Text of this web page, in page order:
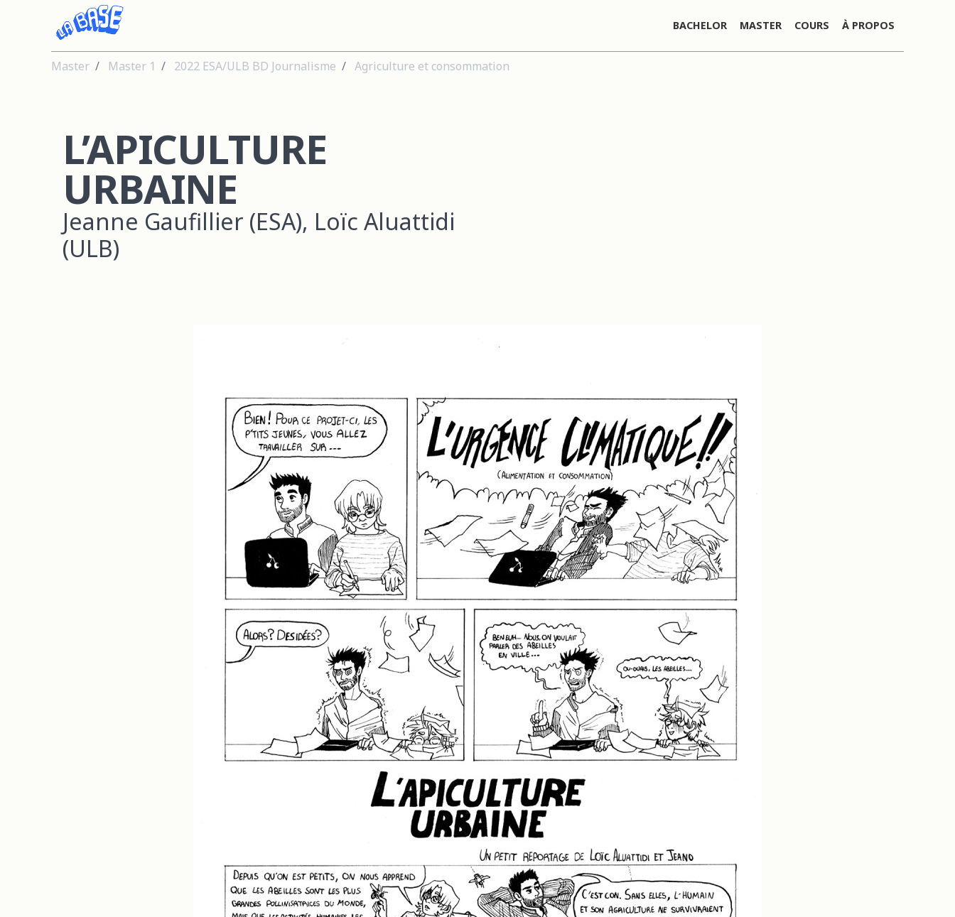
BACHELOR MASTER COURS À PROPOS
Master Master 1 2022 ESA/ULB BD Journalisme Agriculture et consommation
L’APICULTURE
URBAINE
Jeanne Gaufillier (ESA), Loïc Aluattidi
(ULB)